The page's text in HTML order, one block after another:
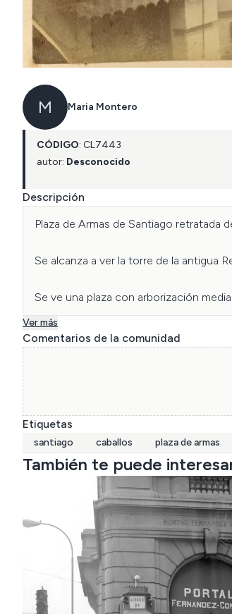
M Maria Montero
CÓDIGO: CL7443
autor: Desconocido
Descripción
Plaza de Armas de Santiago retratada
Se alcanza a ver la torre de la antigua
Se ve una plaza con arborización
Ver más
Comentarios de la comunidad
Etiquetas
santiago caballos plaza de armas
También te puede